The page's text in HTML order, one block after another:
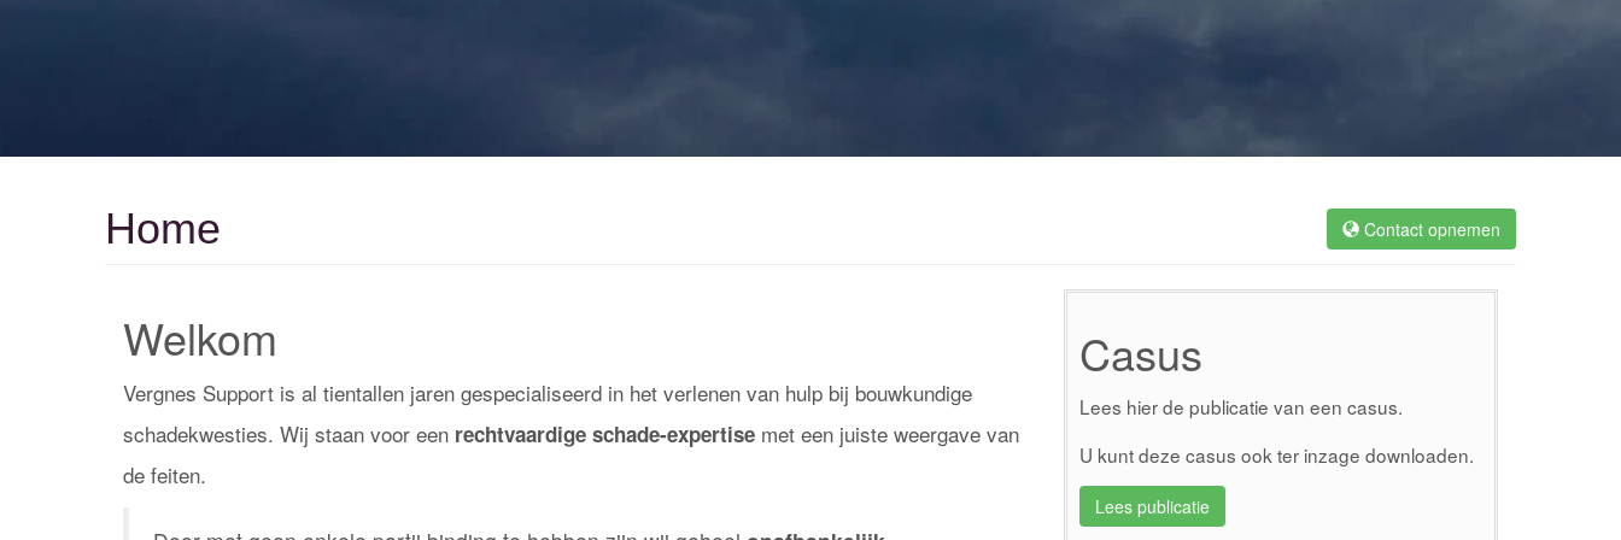
Home Contact opnemen
Welkom
Vergnes Support is al tientallen jaren gespecialiseerd in het verlenen van hulp bij bouwkundige
schadekwesties. Wij staan voor een rechtvaardige schade-expertise met een juiste weergave van
de feiten.
Casus
Lees hier de publicatie van een casus.
U kunt deze casus ook ter inzage downloaden.
Lees publicatie